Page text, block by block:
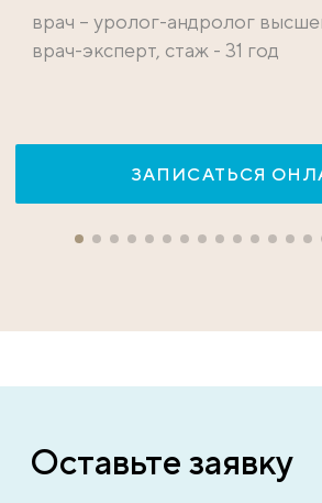
врач – уролог-андролог
врач-эксперт, стаж - 31 год
ЗАПИСАТЬСЯ
Оставьте заявку